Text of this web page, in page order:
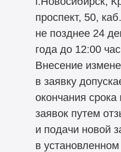
проспект, 50,
не позднее 24
года до 12:00
Внесение
в заявку
окончания
заявок путем
и подачи новой
в